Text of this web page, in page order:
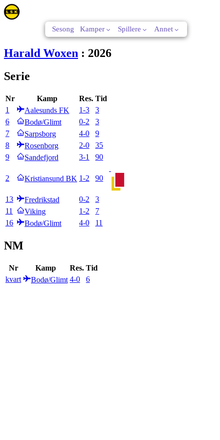
Sesong Kamper Spillere Annet
Harald Woxen : 2026
Serie
Nr Kamp Res. Tid
1
Aalesunds FK 1-3
3
6
Bodø/Glimt 0-2
3
7
Sarpsborg 4-0
9
8
Rosenborg 2-0
35
9
Sandefjord 3-1 90
2 Kristiansund BK 1-2 90
13 Fredrikstad 0-2
3
11
Viking 1-2
7
16
Bodø/Glimt 4-0 11
NM
Nr Kamp Res. Tid
kvart
Bodø/Glimt 4-0 6